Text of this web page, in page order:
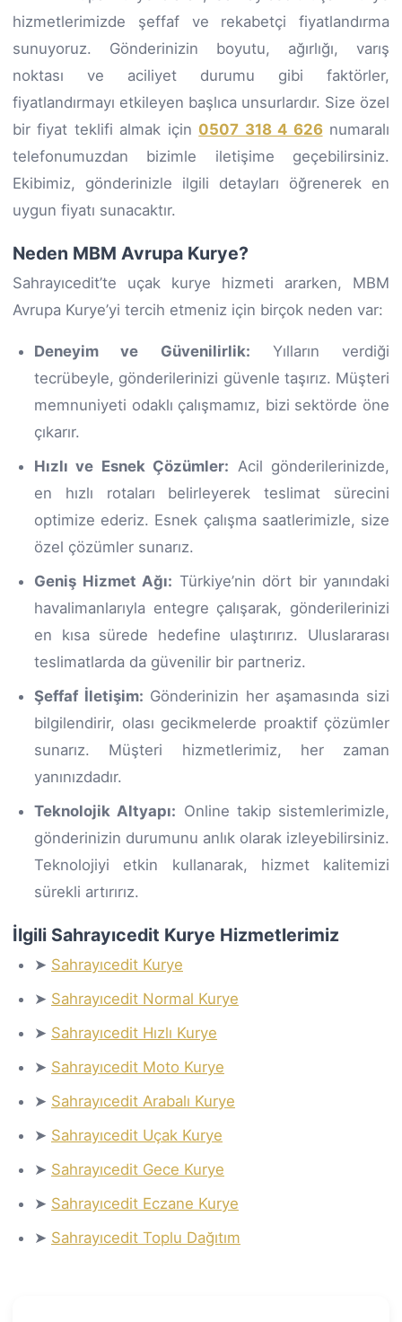
hizmetlerimizde şeffaf ve rekabetçi fiyatlandırma
sunuyoruz. Gönderinizin boyutu, ağırlığı, varış
noktası ve aciliyet durumu gibi faktörler,
fiyatlandırmayı etkileyen başlıca unsurlardır. Size özel
bir fiyat teklifi almak için 0507 318 4 626numaralı
telefonumuzdan bizimle iletişime geçebilirsiniz.
Ekibimiz, gönderinizle ilgili detayları öğrenerek en
uygun fiyatı sunacaktır.
Neden MBM Avrupa Kurye?
Sahrayıcedit’te uçak kurye hizmeti ararken, MBM
Avrupa Kurye’yi tercih etmeniz için birçok neden var:
Deneyim ve Güvenilirlik: Yılların verdiği
tecrübeyle, gönderilerinizi güvenle taşırız. Müşteri
memnuniyeti odaklı çalışmamız, bizi sektörde öne
çıkarır.
Hızlı ve Esnek Çözümler: Acil gönderilerinizde,
en hızlı rotaları belirleyerek teslimat sürecini
optimize ederiz. Esnek çalışma saatlerimizle, size
özel çözümler sunarız.
Geniş Hizmet Ağı: Türkiye’nin dört bir yanındaki
havalimanlarıyla entegre çalışarak, gönderilerinizi
en kısa sürede hedefine ulaştırırız. Uluslararası
teslimatlarda da güvenilir bir partneriz.
Şeffaf İletişim: Gönderinizin her aşamasında sizi
bilgilendirir, olası gecikmelerde proaktif çözümler
sunarız. Müşteri hizmetlerimiz, her zaman
yanınızdadır.
Teknolojik Altyapı: Online takip sistemlerimizle,
gönderinizin durumunu anlık olarak izleyebilirsiniz.
Teknolojiyi etkin kullanarak, hizmet kalitemizi
sürekli artırırız.
İlgili Sahrayıcedit Kurye Hizmetlerimiz
➤ Sahrayıcedit Kurye
➤ Sahrayıcedit Normal Kurye
➤ Sahrayıcedit Hızlı Kurye
➤ Sahrayıcedit Moto Kurye
➤ Sahrayıcedit Arabalı Kurye
➤ Sahrayıcedit Uçak Kurye
➤ Sahrayıcedit Gece Kurye
➤ Sahrayıcedit Eczane Kurye
➤ Sahrayıcedit Toplu Dağıtım